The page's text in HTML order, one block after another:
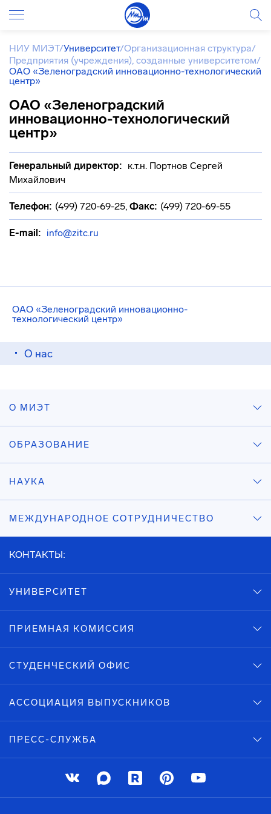
ОАО «Зеленоградский инновационно-
технологический центр»
О нас
НИУ МИЭТ/Университет/Организационная структура/
Предприятия (учреждения), созданные университетом/
ОАО «Зеленоградский инновационно-технологический
центр»
ОАО «Зеленоградский
инновационно-технологический
центр»
Генеральный директор: к.т.н. Портнов Сергей
Михайлович
Телефон: (499) 720-69-25, Факс: (499) 720-69-55
E-mail: info@zitc.ru
О МИЭТ
ОБРАЗОВАНИЕ
НАУКА
МЕЖДУНАРОДНОЕ СОТРУДНИЧЕСТВО
КОНТАКТЫ:
УНИВЕРСИТЕТ
ПРИЕМНАЯ КОМИССИЯ
СТУДЕНЧЕСКИЙ ОФИС
АССОЦИАЦИЯ ВЫПУСКНИКОВ
ПРЕСС-СЛУЖБА